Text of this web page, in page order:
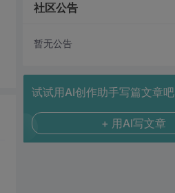
社区公告
暂无公告
试试用AI创作助手写篇文章吧
+ 用AI写文章